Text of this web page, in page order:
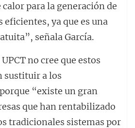
para la generación de
eficientes, ya que es una
señala García.
no cree que estos
sustituir a los
“existe un gran
que han rentabilizado
tradicionales sistemas por